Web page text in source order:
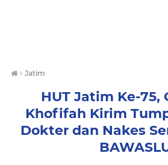
› Jatim
HUT Jatim Ke-75,
Khofifah Kirim
Dokter dan Nakes